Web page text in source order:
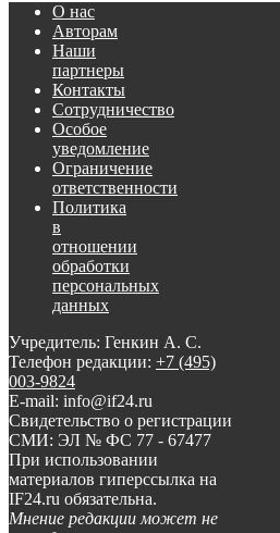
О нас
Авторам
Наши
партнеры
Контакты
Сотрудничество
Особое
уведомление
Ограничение
ответственности
Политика
в
отношении
обработки
персональных
данных
Учредитель: Генкин А. С.
Телефон редакции: +7 (495)
003-9824
E-mail: info@if24.ru
Свидетельство о регистрации
СМИ: ЭЛ № ФС 77 - 67477
При использовании
материалов гиперссылка на
IF24.ru обязательна.
Мнение редакции может не